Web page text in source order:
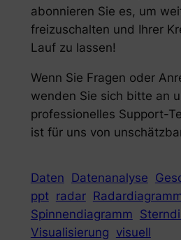
abonnieren Sie es, um
freizuschalten und Ihrer
Lauf zu lassen!
Wenn Sie Fragen oder
wenden Sie sich bitte an
professionelles Support-
ist für uns von
Daten Datenanalyse
ppt radar
Spinnendiagramm
Visualisierung visuell